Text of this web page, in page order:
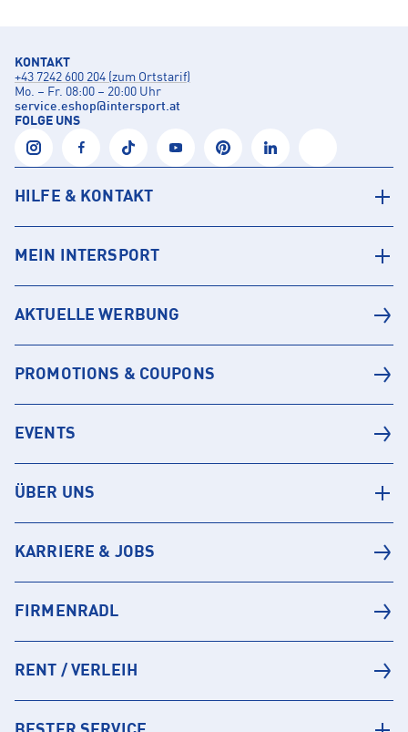
KONTAKT
+43 7242 600 204 (zum Ortstarif)
Mo. – Fr. 08:00 – 20:00 Uhr
service.eshop@intersport.at
FOLGE UNS
HILFE & KONTAKT
MEIN INTERSPORT
AKTUELLE WERBUNG
PROMOTIONS & COUPONS
EVENTS
ÜBER UNS
KARRIERE & JOBS
FIRMENRADL
RENT / VERLEIH